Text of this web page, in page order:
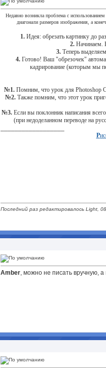
Недавно возникла проблема с
диагонали размеров изображения, а
1. Идея: обрезать картинку до
2. Начинаем.
3. Теперь
4.Готово! Ваш "обрезочек"
кадрирование (которым мы
№1.Помним, что урок для Photoshop
№2. Также помним, что этот урок
№3.Если вы поклонник написания
(при недоделанном переводе на
Р
Последний раз редактировалось Light,
Amber, можно не писать вручную,